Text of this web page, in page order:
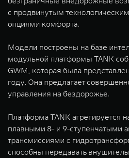
с продвинутым
опциями комфорта.
Модели построены на базе
модульной платформы TANK
GWM, которая была
году. Она предлагает
управления на бездорожье.
Платформа TANK агрегируется
плавными 8- и 9-ступенчатыми
трансмиссиями с
способны передавать